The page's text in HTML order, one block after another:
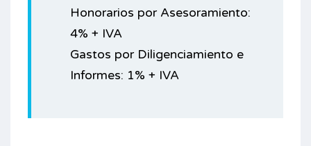
Honorarios por Asesoramiento:
4% + IVA
Gastos por Diligenciamiento e
Informes: 1% + IVA